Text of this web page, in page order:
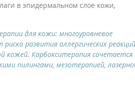
в эпидермальном слое кожи,
для кожи: многоуровневое
развития аллергических
кожей. Карбокситерапия сочетается
пилингами, мезотерапией,